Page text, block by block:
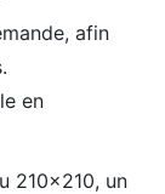
afin
en
210×210, un